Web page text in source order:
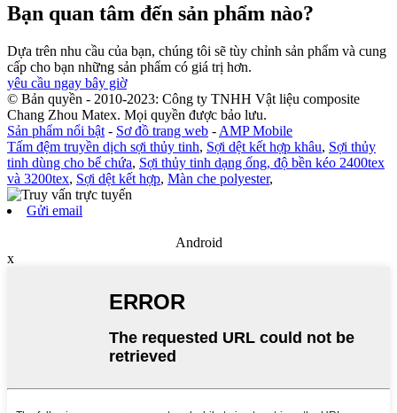
Bạn quan tâm đến sản phẩm nào?
Dựa trên nhu cầu của bạn, chúng tôi sẽ tùy chỉnh sản phẩm và cung
cấp cho bạn những sản phẩm có giá trị hơn.
yêu cầu ngay bây giờ
© Bản quyền - 2010-2023: Công ty TNHH Vật liệu composite
Chang Zhou Matex. Mọi quyền được bảo lưu.
Sản phẩm nổi bật - Sơ đồ trang web - AMP Mobile
Tấm đệm truyền dịch sợi thủy tinh, Sợi dệt kết hợp khâu, Sợi thủy
tinh dùng cho bể chứa, Sợi thủy tinh dạng ống, độ bền kéo 2400tex
và 3200tex, Sợi dệt kết hợp, Màn che polyester,
Gửi email
Android
x